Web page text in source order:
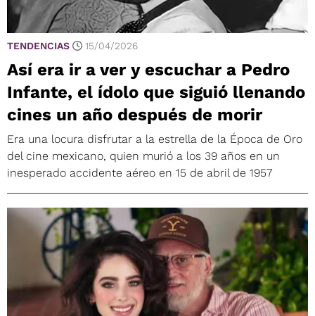
TENDENCIAS 15/04/2026
Así era ir a ver y escuchar a Pedro
Infante, el ídolo que siguió llenando
cines un año después de morir
Era una locura disfrutar a la estrella de la Época de Oro
del cine mexicano, quien murió a los 39 años en un
inesperado accidente aéreo en 15 de abril de 1957